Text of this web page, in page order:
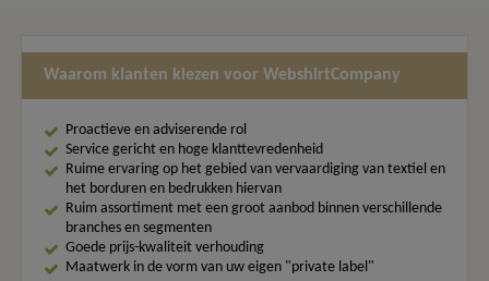
Waarom klanten kiezen voor WebshirtCompany
Proactieve en adviserende rol
Service gericht en hoge klanttevredenheid
Ruime ervaring op het gebied van vervaardiging van textiel en
het borduren en bedrukken hiervan
Ruim assortiment met een groot aanbod binnen verschillende
branches en segmenten
Goede prijs-kwaliteit verhouding
Maatwerk in de vorm van uw eigen "private label"